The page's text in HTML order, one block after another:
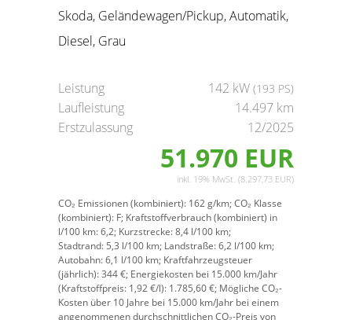
Skoda, Geländewagen/Pickup, Automatik,
Diesel, Grau
Leistung 142 kW (193 PS)
Laufleistung
14.497 km
Erstzulassung
12/2025
51.970 EUR
inkl. 19% MwSt. (8.297,73 EUR)
CO₂ Emissionen (kombiniert): 162 g/km;CO₂ Klasse
(kombiniert): F; Kraftstoffverbrauch (kombiniert) in
l/100 km:6,2; Kurzstrecke:8,4 l/100 km;
Stadtrand: 5,3 l/100 km; Landstraße:6,2 l/100 km;
Autobahn:6,1 l/100 km; Kraftfahrzeugsteuer
(jährlich):344 €; Energiekosten bei 15.000 km/Jahr
(Kraftstoffpreis: 1,92€/l): 1.785,60 €; Mögliche CO₂-
Kosten über 10 Jahre bei 15.000 km/Jahr bei einem
angenommenen durchschnittlichen CO₂-Preis von